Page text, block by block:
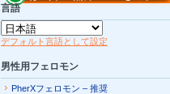
言語
デフォルト言語として設定
男性用フェロモン
PherXフェロモン – 推奨